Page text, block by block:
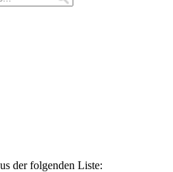
der folgenden Liste: